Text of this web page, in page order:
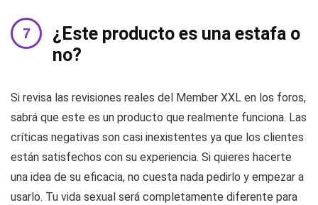
¿Este producto es una estafa o
no?
Si revisa las revisiones reales del Member XXL en los foros,
sabrá que este es un producto que realmente funciona. Las
críticas negativas son casi inexistentes ya que los clientes
están satisfechos con su experiencia. Si quieres hacerte
una idea de su eficacia, no cuesta nada pedirlo y empezar a
usarlo. Tu vida sexual será completamente diferente para